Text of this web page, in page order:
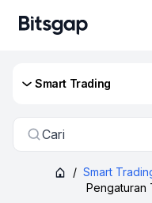
Smart Trading
Cari
/ Smart
Pengaturan